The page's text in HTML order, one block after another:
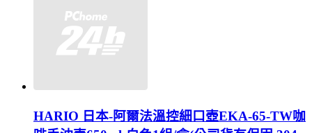
HARIO 日本-阿爾法溫控細口壺EKA-65-TW咖